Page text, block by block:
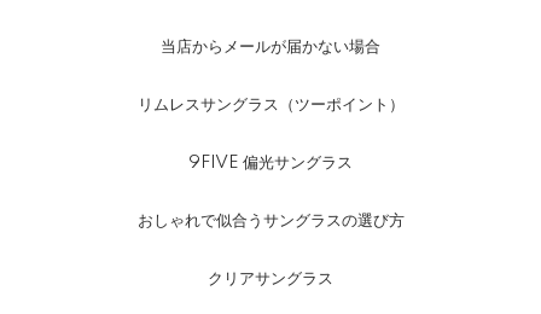
当店からメールが届かない場合
リムレスサングラス（ツーポイント）
9FIVE 偏光サングラス
おしゃれで似合うサングラスの選び方
クリアサングラス